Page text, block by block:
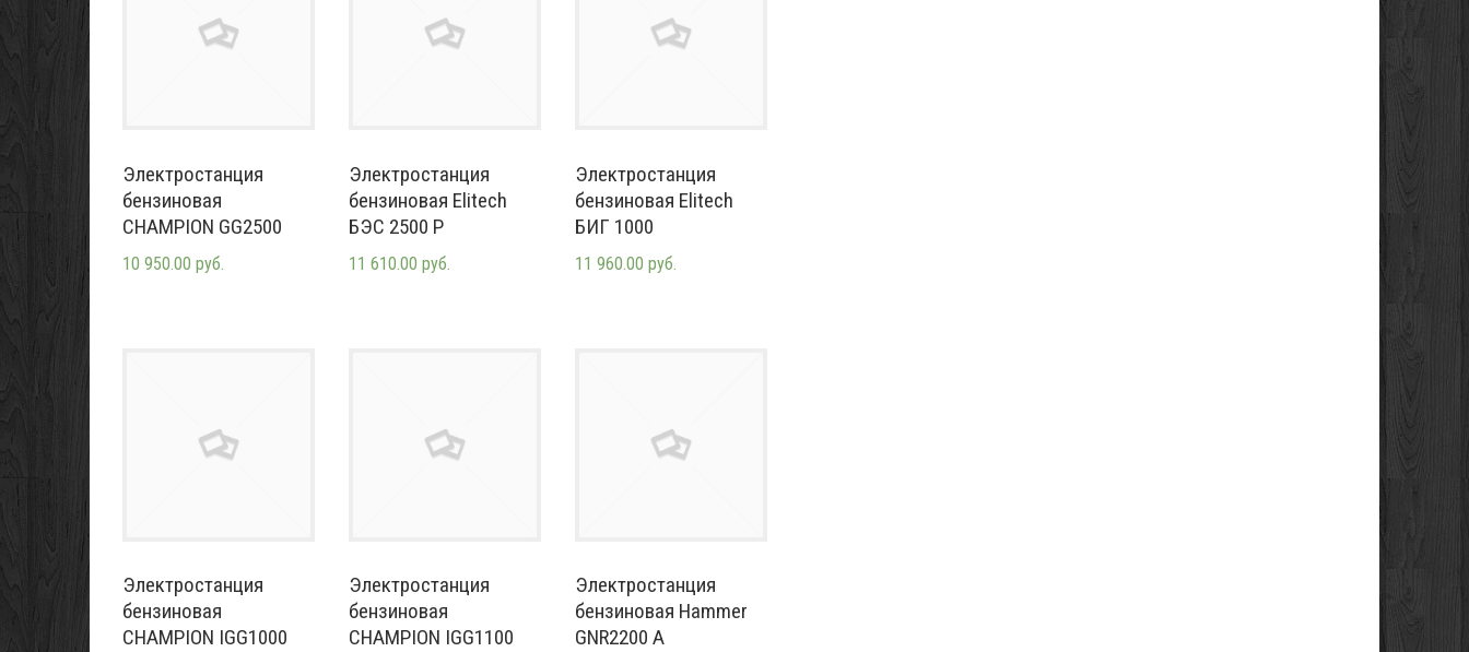
Электростанция
бензиновая
CHAMPION GG2500
10 950.00 руб.
Электростанция
бензиновая Elitech
БЭС 2500 Р
11 610.00 руб.
Электростанция
бензиновая Elitech
БИГ 1000
11 960.00 руб.
Электростанция
бензиновая
CHAMPION IGG1000
Электростанция
бензиновая
CHAMPION IGG1100
Электростанция
бензиновая Hammer
GNR2200 А